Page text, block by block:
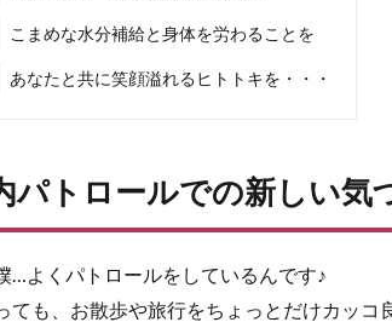
こまめな水分補給と身体を労わることを
あなたと共に笑顔溢れるヒトトキを・・・
パトロールでの新しい気
…よくパトロールをしているんです♪
ても、お散歩や旅行をちょっとだけカッコ